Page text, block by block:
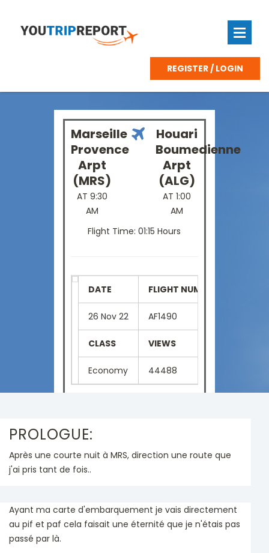
REGISTER / LOGIN
Marseille
Provence
Arpt
(MRS)
AT 9:30
AM
Houari
Boumedienne
Arpt
(ALG)
AT 1:00
AM
Flight Time: 01:15 Hours
DATE FLIGHT NUMBER
26 Nov 22 AF1490
CLASS VIEWS
Economy 44488
PROLOGUE:
Après une courte nuit à MRS, direction une route que
j'ai pris tant de fois..
Ayant ma carte d'embarquement je vais directement
au pif et paf cela faisait une éternité que je n'étais pas
passé par là.